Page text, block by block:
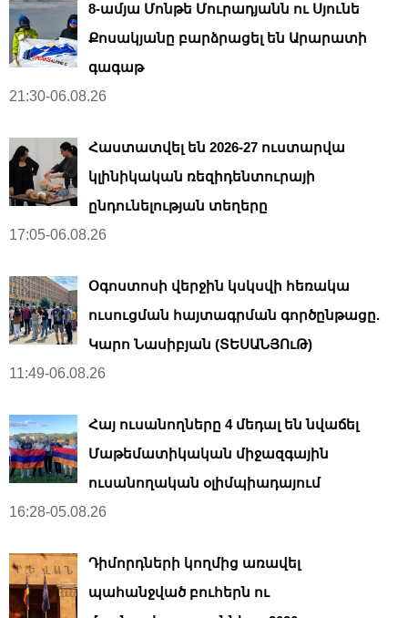
8-ամյա Մոնթե Մուրադյանն ու Սյունե
Քոսակյանը բարձրացել են Արարատի
գագաթ
21:30-06.08.26
Հաստատվել են 2026-27 ուստարվա
կլինիկական ռեզիդենտուրայի
ընդունելության տեղերը
17:05-06.08.26
Օգոստոսի վերջին կսկսվի հեռակա
ուսուցման հայտագրման գործընթացը.
Կարո Նասիբյան (ՏԵՍԱՆՅՈւԹ)
11:49-06.08.26
Հայ ուսանողները 4 մեդալ են նվաճել
Մաթեմատիկական միջազգային
ուսանողական օլիմպիադայում
16:28-05.08.26
Դիմորդների կողմից առավել
պահանջված բուհերն ու